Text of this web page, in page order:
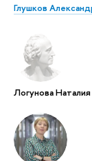
Глушков
Логунова